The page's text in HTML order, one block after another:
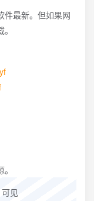
件最新。但如果网
可见